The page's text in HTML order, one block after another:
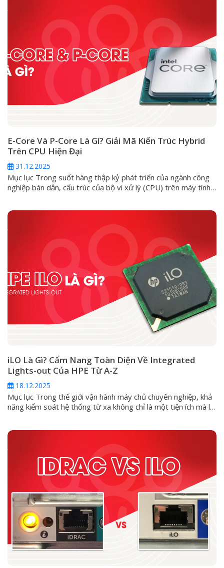
E-Core Và P-Core Là Gì? Giải Mã Kiến Trúc Hybrid
Trên CPU Hiện Đại
31.12.2025
Mục lục Trong suốt hàng thập kỷ phát triển của ngành công
nghiệp bán dẫn, cấu trúc của bộ vi xử lý (CPU) trên máy tính
được đúc từ một khuôn mẫu, có...
iLO Là Gì? Cẩm Nang Toàn Diện Về Integrated
Lights-out Của HPE Từ A-Z
18.12.2025
Mục lục Trong thế giới vận hành máy chủ chuyên nghiệp, khả
năng kiểm soát hệ thống từ xa không chỉ là một tiện ích mà là
Lights-Out (iLO). Vậy iLO...